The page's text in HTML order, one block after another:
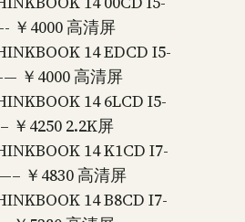
￥4000 高清屏
14 EDCD I5-
￥4000 高清屏
14 6LCD I5-
￥4250 2.2K屏
14 K1CD I7-
￥4830 高清屏
14 B8CD I7-